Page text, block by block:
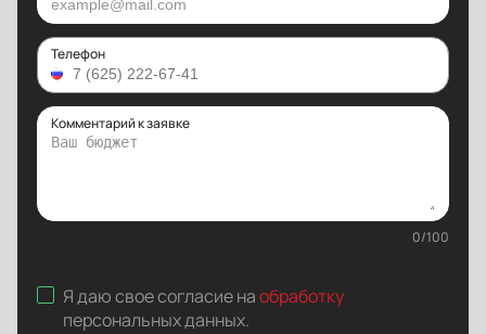
Телефон
Комментарий к заявке
0/100
Я даю свое согласие наобработку
персональных данных.